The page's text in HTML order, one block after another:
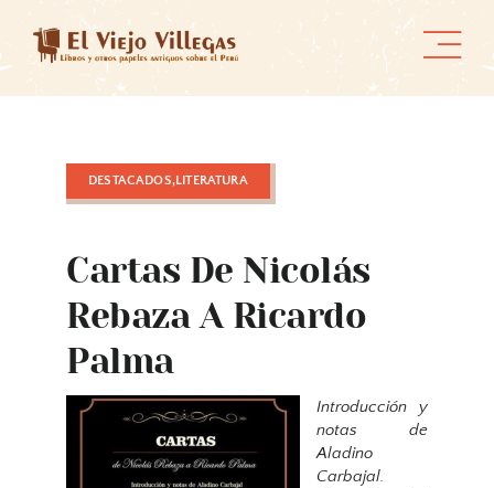
content
DESTACADOS,LITERATURA
Cartas De Nicolás
Rebaza A Ricardo
Palma
Introducción y
notas de
Aladino
Carbajal.